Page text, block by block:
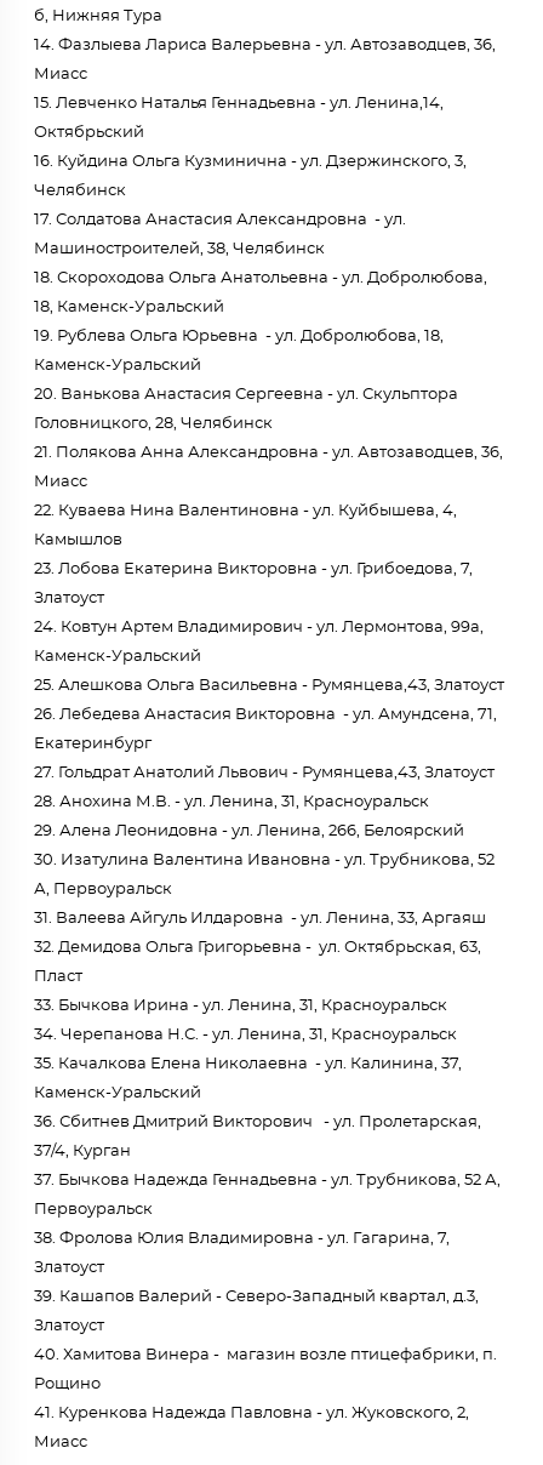
б, Нижняя Тура
14. Фазлыева Лариса Валерьевна - ул. Автозаводцев, 36,
Миасс
15. Левченко Наталья Геннадьевна - ул. Ленина,14,
Октябрьский
16. Куйдина Ольга Кузминична - ул. Дзержинского, 3,
Челябинск
17. Солдатова Анастасия Александровна - ул.
Машиностроителей, 38, Челябинск
18. Скороходова Ольга Анатольевна - ул. Добролюбова,
18, Каменск-Уральский
19. Рублева Ольга Юрьевна - ул. Добролюбова, 18,
Каменск-Уральский
20. Ванькова Анастасия Сергеевна - ул. Скульптора
Головницкого, 28, Челябинск
21. Полякова Анна Александровна - ул. Автозаводцев, 36,
Миасс
22. Куваева Нина Валентиновна - ул. Куйбышева, 4,
Камышлов
23. Лобова Екатерина Викторовна - ул. Грибоедова, 7,
Златоуст
24. Ковтун Артем Владимирович - ул. Лермонтова, 99а,
Каменск-Уральский
25. Алешкова Ольга Васильевна - Румянцева,43, Златоуст
26. Лебедева Анастасия Викторовна - ул. Амундсена, 71,
Екатеринбург
27. Гольдрат Анатолий Львович - Румянцева,43, Златоуст
28. Анохина М.В. - ул. Ленина, 31, Красноуральск
29. Алена Леонидовна - ул. Ленина, 266, Белоярский
30. Изатулина Валентина Ивановна - ул. Трубникова, 52
А, Первоуральск
31. Валеева Айгуль Илдаровна - ул. Ленина, 33, Аргаяш
32. Демидова Ольга Григорьевна - ул. Октябрьская, 63,
Пласт
33. Бычкова Ирина - ул. Ленина, 31, Красноуральск
34. Черепанова Н.С. - ул. Ленина, 31, Красноуральск
35. Качалкова Елена Николаевна - ул. Калинина, 37,
Каменск-Уральский
36. Сбитнев Дмитрий Викторович - ул. Пролетарская,
37/4, Курган
37. Бычкова Надежда Геннадьевна - ул. Трубникова, 52 А,
Первоуральск
38. Фролова Юлия Владимировна - ул. Гагарина, 7,
Златоуст
39. Кашапов Валерий - Северо-Западный квартал, д.3,
Златоуст
40. Хамитова Винера - магазин возле птицефабрики, п.
Рощино
41. Куренкова Надежда Павловна - ул. Жуковского, 2,
Миасс